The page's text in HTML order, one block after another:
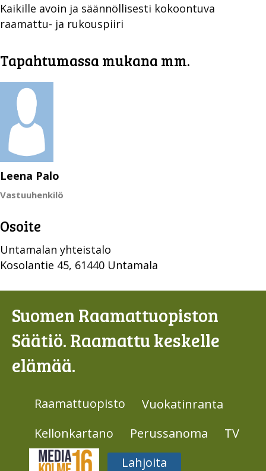
Kaikille avoin ja säännöllisesti kokoontuva
raamattu- ja rukouspiiri
Tapahtumassa mukana mm.
Leena Palo
Vastuuhenkilö
Osoite
Untamalan yhteistalo
Kosolantie 45, 61440 Untamala
Suomen Raamattuopiston
Säätiö. Raamattu keskelle
elämää.
Raamattuopisto
Vuokatinranta
Kellonkartano
Perussanoma
TV
Media316
Lahjoita